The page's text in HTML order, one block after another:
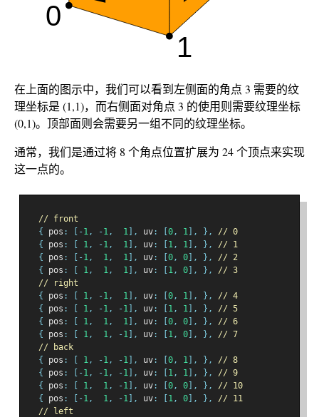
在上面的图示中，我们可以看到左侧面的角点 3 需要的纹
理坐标是 (1,1)，而右侧面对角点 3 的使用则需要纹理坐标
(0,1)。顶部面则会需要另一组不同的纹理坐标。
通常，我们是通过将 8 个角点位置扩展为 24 个顶点来实现
这一点的。
// front
{
pos : [-1, -1, 1 ], uv: 0, 1 ], },
// 0
{
pos : 1, -1, 1 ], uv: 1, 1 ], },
// 1
{
pos : [-1, 1, 1 ], uv: 0, 0 ], },
// 2
{
pos : 1, 1, 1 ], uv: 1, 0 ], },
// 3
// right
{
pos : 1, -1, 1 ], uv: 0, 1 ], },
// 4
{
pos : 1, -1, -1 ], uv: 1, 1 ], },
// 5
{
pos : 1, 1, 1 ], uv: 0, 0 ], },
// 6
{
pos : 1, 1, -1 ], uv: 1, 0 ], },
// 7
// back
{
pos : 1, -1, -1 ], uv: 0, 1 ], },
// 8
{
pos : [-1, -1, -1 ], uv: 1, 1 ], },
// 9
{
pos : 1, 1, -1 ], uv: 0, 0 ], },
// 10
{
pos : [-1, 1, -1 ], uv: 1, 0 ], },
// 11
// left